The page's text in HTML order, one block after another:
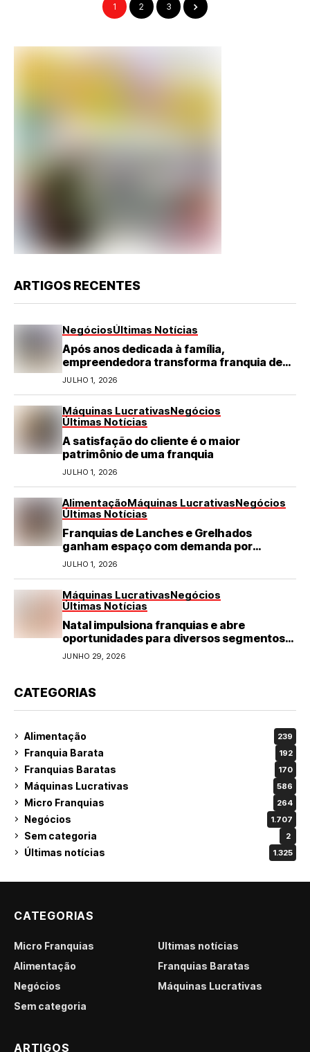
1 2 3
ARTIGOS RECENTES
NegóciosÚltimas Notícias
Após anos dedicada à família,
empreendedora transforma franquia de
turismo em negócio de destaque no RN
JULHO 1, 2026
Máquinas LucrativasNegócios
Últimas Notícias
A satisfação do cliente é o maior
patrimônio de uma franquia
JULHO 1, 2026
AlimentaçãoMáquinas LucrativasNegócios
Últimas Notícias
Franquias de Lanches e Grelhados
ganham espaço com demanda por
refeições rápidas e de qualidade
JULHO 1, 2026
Máquinas LucrativasNegócios
Últimas Notícias
Natal impulsiona franquias e abre
oportunidades para diversos segmentos
do varejo
JUNHO 29, 2026
CATEGORIAS
Alimentação 239
Franquia Barata 192
Franquias Baratas 170
Máquinas Lucrativas 586
Micro Franquias 264
Negócios 1.707
Sem categoria 2
Últimas notícias 1.325
CATEGORIAS
Micro Franquias
Últimas notícias
Alimentação
Franquias Baratas
Negócios
Máquinas Lucrativas
Sem categoria
ARTIGOS